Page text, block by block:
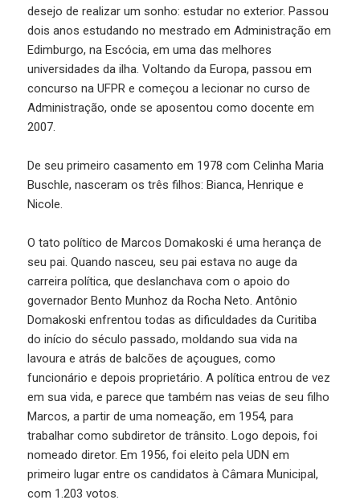
desejo de realizar um sonho: estudar no exterior. Passou
dois anos estudando no mestrado em Administração em
Edimburgo, na Escócia, em uma das melhores
universidades da ilha. Voltando da Europa, passou em
concurso na UFPR e começou a lecionar no curso de
Administração, onde se aposentou como docente em
2007.
De seu primeiro casamento em 1978 com Celinha Maria
Buschle, nasceram os três filhos: Bianca, Henrique e
Nicole.
O tato político de Marcos Domakoski é uma herança de
seu pai. Quando nasceu, seu pai estava no auge da
carreira política, que deslanchava com o apoio do
governador Bento Munhoz da Rocha Neto. Antônio
Domakoski enfrentou todas as dificuldades da Curitiba
do início do século passado, moldando sua vida na
lavoura e atrás de balcões de açougues, como
funcionário e depois proprietário. A política entrou de vez
em sua vida, e parece que também nas veias de seu filho
Marcos, a partir de uma nomeação, em 1954, para
trabalhar como subdiretor de trânsito. Logo depois, foi
nomeado diretor. Em 1956, foi eleito pela UDN em
primeiro lugar entre os candidatos à Câmara Municipal,
com 1.203 votos.